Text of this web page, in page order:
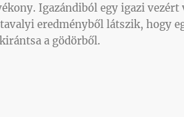
Igazándiból egy igazi
eredményből látszik, hogy
a gödörből.